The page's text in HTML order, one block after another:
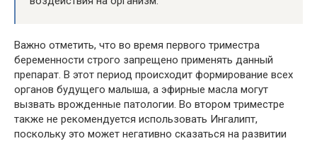
Важно отметить, что во время первого триместра
беременности строго запрещено применять данный
препарат. В этот период происходит формирование всех
органов будущего малыша, а эфирные масла могут
вызвать врожденные патологии. Во втором триместре
также не рекомендуется использовать Ингалипт,
поскольку это может негативно сказаться на развитии